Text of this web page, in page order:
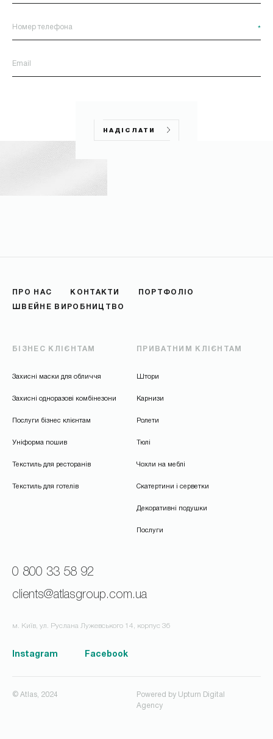
*
НАДІСЛАТИ
ПРО НАС КОНТАКТИ
ПОРТФОЛІО
ШВЕЙНЕ ВИРОБНИЦТВО
БІЗНЕС КЛІЄНТАМ
Захисні маски для обличчя
Захисні одноразові комбінезони
Послуги бізнес клієнтам
Уніформа пошив
Текстиль для ресторанів
Текстиль для готелів
ПРИВАТНИМ КЛІЄНТАМ
Штори
Карнизи
Ролети
Тюлі
Чохли на меблі
Скатертини і серветки
Декоративні подушки
Послуги
0 800 33 58 92
clients@atlasgroup.com.ua
м. Київ, ул. Руслана Лужевського 14, корпус 3б
Instagram Facebook
© Atlas, 2024 Powered by Upturn Digital
Agency